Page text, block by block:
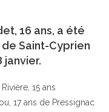
, 16 ans, a été
Saint-Cyprien
janvier.
15 ans
17 ans de Pressignac